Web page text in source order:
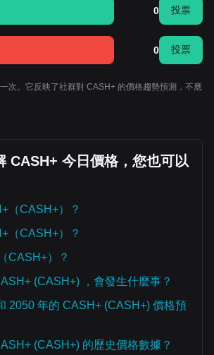
0 投票
0 投票
次。它反映了社群對 CASH+ 的價格趨勢預測，不應
CASH+ 今日價格，您也可以
（CASH+）？
（CASH+）？
CASH+）？
(CASH+) ，會發生什麼事？
2050 年的 CASH+ (CASH+) 價格預
(CASH+) 的歷史價格數據？